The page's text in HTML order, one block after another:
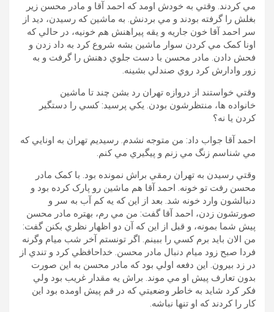
مي کردند. وقتي به خودش اومد که احمد آقا و مادر محسن زير
بغلش را گرفته بودند و مي بردنش. به ماشين که رسيدن، ديد از
سر احمد آقا خون جاريه و يقه پيراهنش هم خونيه، در حالي که
اونا کمک مي کردن سوار ماشين بشه شروع کرد به داد زدن و
فحش دادن. مادر محسن با دست جلوي دهنش را گرفت و به
زور وادارش کرد روي صندلي بشينه.
وقتي خواستند از دروازه تهران رد بشن چند تا ماشين
خانواده ها، منتظرشون بودن. يکي پرسيد: کسي را دستگير
کردن يا نه؟
احمد آقا جواب داد: من متوجه نشدم. رسيديم تهران به اونايي که
مي شناسم زنگ مي زنم و پيگيري مي کنم.
وقتي رسيدن به تهران رمقي براش نمونده بود. با کمک مادر
محسن رفت تو خونه. احمد آقا هم ماشين رو پارک کرده بود و
دنبالشون وارد خونه شد. بعد از اين که يه کم آب به سر و
صورتشون زدن، احمد آقا گفت: من مي رم، بهتره مادر محسن
پيش شما بمونه، و قبل از اين که آن دو اظهار نظري بکنن گفت:
من الان بايد برم کسي را ببينم. اگر تونستم آخر شب ميام وگرنه
فردا صبح زود ميام دنبال مادر محسن. خداحافظي کرد و تندي از
در زد بيرون. اين دفعه اولي بود که مادر محسن به اين صورت
بدون تعارف پيش او مي موند. براش يه مقدار غريب بود ولي
فکر کرد شايد به خاطر وضعيتي که در قم پيش اومده بود اين
کار را کردند که او تنها نباشه.